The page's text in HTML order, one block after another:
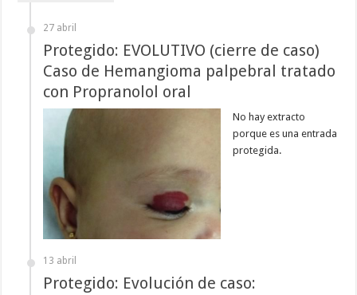
27 abril
Protegido: EVOLUTIVO (cierre de caso)
Caso de Hemangioma palpebral tratado
con Propranolol oral
No hay extracto
porque es una entrada
protegida.
13 abril
Protegido: Evolución de caso: